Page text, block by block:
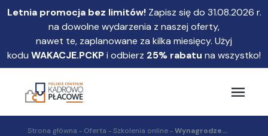
Przejdź
treści
Letnia promocja bez limitów!Zapisz się do 31.08.2026 r.
na dowolne wydarzenia z naszej oferty,
nawet te, zaplanowane za kilka miesięcy. Użyj
kodu WAKACJE.PCKPi odbierz 25% rabatu na wszystko!
Strona główna Oferta Szkolenia online Wynagrodze...